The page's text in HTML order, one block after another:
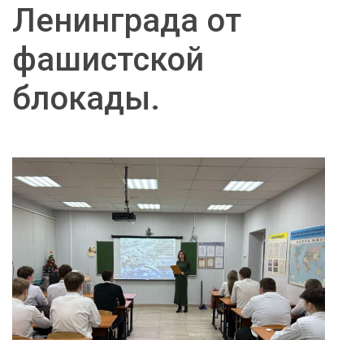
Ленинграда от
фашистской
блокады.